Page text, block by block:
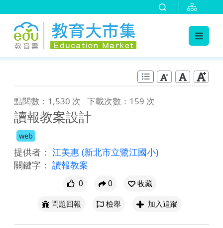
點閱數：1,530 次 下載次數：159 次
讀報教案設計
web
提供者： 江美惠 (新北市立鷺江國小)
關鍵字： 讀報教案
0 0
收藏
問題回報
檢舉 加入追蹤